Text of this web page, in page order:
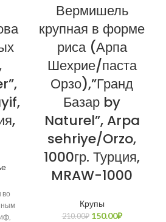
во
Вермишель
крупная в форме
риса (Арпа
Шехрие/паста
Орзо),”Гранд
Базар by
Naturel”, Arpa
sehriye/Orzo,
1000гр. Турция,
MRAW-1000
Крупы
210.00₽ 150.00₽